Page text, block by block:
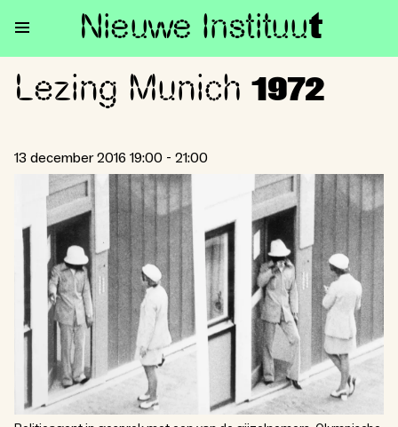
Nieuwe Instituut
Lezing Munich 1972
Lezing Munich 1972
13 december 2016 19:00 - 21:00